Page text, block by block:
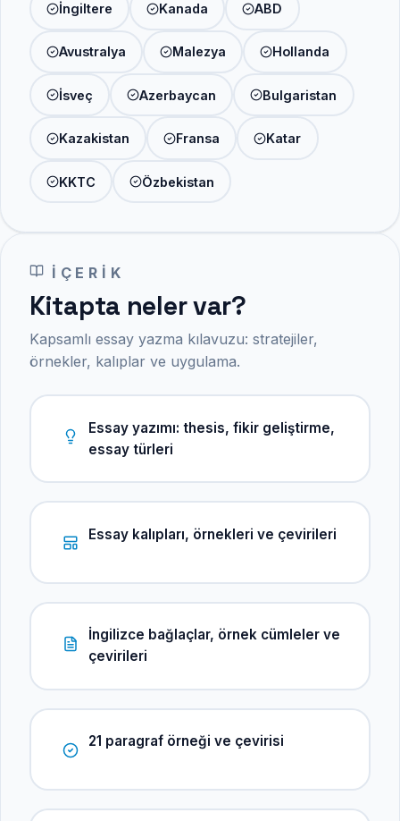
İngiltere Kanada ABD
Avustralya Malezya Hollanda
İsveç Azerbaycan Bulgaristan
Kazakistan Fransa Katar
KKTC Özbekistan
İÇERIK
Kitapta neler var?
Kapsamlı essay yazma kılavuzu: stratejiler,
örnekler, kalıplar ve uygulama.
Essay yazımı: thesis, fikir geliştirme,
essay türleri
Essay kalıpları, örnekleri ve çevirileri
İngilizce bağlaçlar, örnek cümleler ve
çevirileri
21 paragraf örneği ve çevirisi